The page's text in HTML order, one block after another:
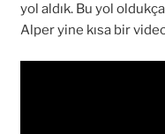
yol aldık. Bu yol
Alper yine kısa bir